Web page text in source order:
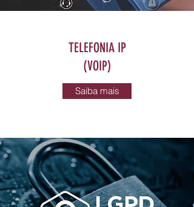
TELEFONIA IP
(VOIP)
Saiba mais